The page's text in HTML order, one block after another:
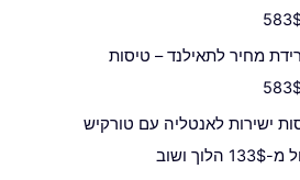
מחיר לתאילנד – טיסות
ישירות לאנטליה עם טורקיש
ושוב